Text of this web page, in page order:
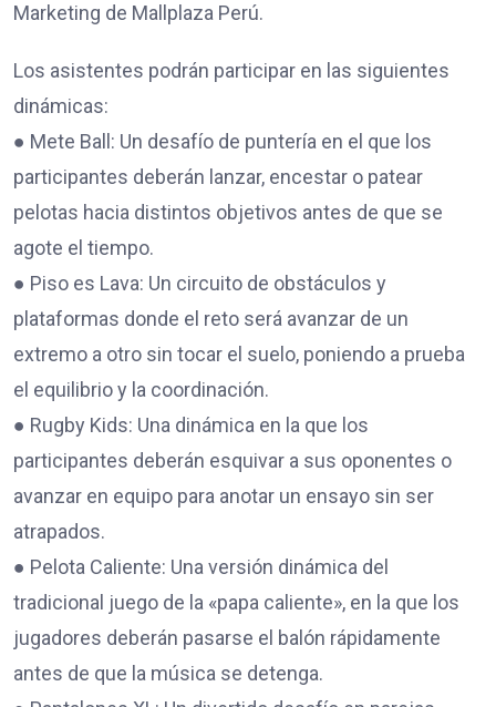
Marketing de Mallplaza Perú.
Los asistentes podrán participar en las siguientes
dinámicas:
● Mete Ball: Un desafío de puntería en el que los
participantes deberán lanzar, encestar o patear
pelotas hacia distintos objetivos antes de que se
agote el tiempo.
● Piso es Lava: Un circuito de obstáculos y
plataformas donde el reto será avanzar de un
extremo a otro sin tocar el suelo, poniendo a prueba
el equilibrio y la coordinación.
● Rugby Kids: Una dinámica en la que los
participantes deberán esquivar a sus oponentes o
avanzar en equipo para anotar un ensayo sin ser
atrapados.
● Pelota Caliente: Una versión dinámica del
tradicional juego de la «papa caliente», en la que los
jugadores deberán pasarse el balón rápidamente
antes de que la música se detenga.